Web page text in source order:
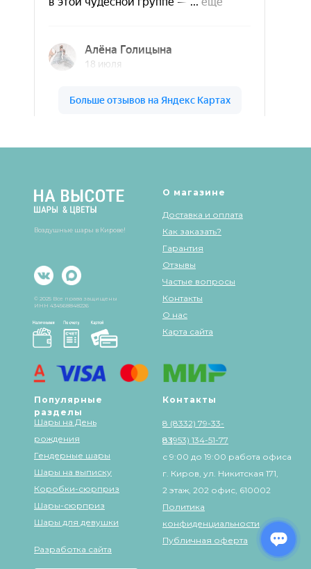
О магазине
Доставка и оплата
Популярные
разделы
Шары на День
рождения
Контакты
© 2025 Все права защищены
Как заказать?
Гарантия
Отзывы
Частые вопросы
Контакты
О нас
Гендерные шары
Шары на выписку
Коробки-сюрприз
Шары-сюрприз
Шары для девушки
8 (8332) 79-33-
83
8 (953) 134-51-77
с 9:00 до 19:00 работа офиса
г. Киров, ул. Никитская 171,
2 этаж, 202 офис, 610002
ИНН 434568848226
Политика
конфиденциальности
Публичная оферта
Карта сайта
Воздушные шары в Кирове!
Разработка сайта